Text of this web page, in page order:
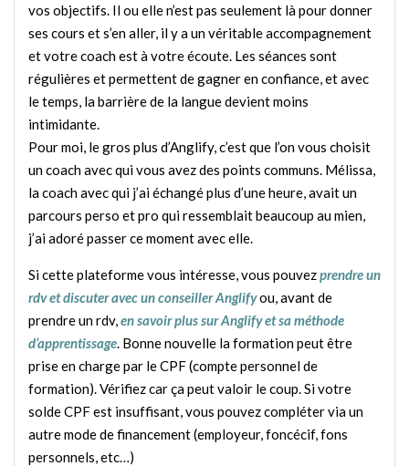
vos objectifs. Il ou elle n’est pas seulement là pour donner
ses cours et s’en aller, il y a un véritable accompagnement
et votre coach est à votre écoute. Les séances sont
régulières et permettent de gagner en confiance, et avec
le temps, la barrière de la langue devient moins
intimidante.
Pour moi, le gros plus d’Anglify, c’est que l’on vous choisit
un coach avec qui vous avez des points communs. Mélissa,
la coach avec qui j’ai échangé plus d’une heure, avait un
parcours perso et pro qui ressemblait beaucoup au mien,
j’ai adoré passer ce moment avec elle.
Si cette plateforme vous intéresse, vous pouvezprendre un
rdv et discuter avec un conseiller Anglifyou, avant de
prendre un rdv,en savoir plus sur Anglify et sa méthode
d’apprentissage. Bonne nouvelle la formation peut être
prise en charge par le CPF (compte personnel de
formation). Vérifiez car ça peut valoir le coup. Si votre
solde CPF est insuffisant, vous pouvez compléter via un
autre mode de financement (employeur, foncécif, fons
personnels, etc…)